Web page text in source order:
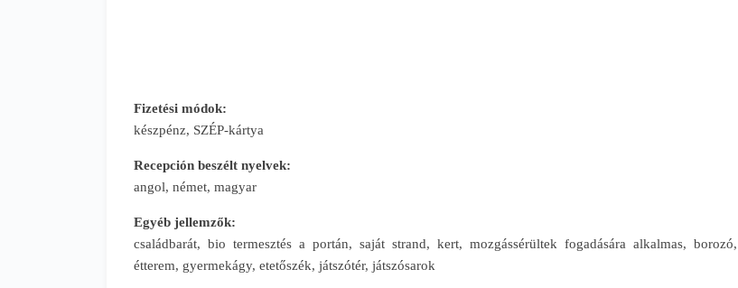
Fizetési módok:
készpénz, SZÉP-kártya
Recepción beszélt nyelvek:
angol, német, magyar
Egyéb jellemzők:
családbarát, bio termesztés a portán, saját strand, kert, mozgássérültek fogadására alkalmas, borozó,
étterem, gyermekágy, etetőszék, játszótér, játszósarok